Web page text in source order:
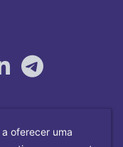
oferecer uma